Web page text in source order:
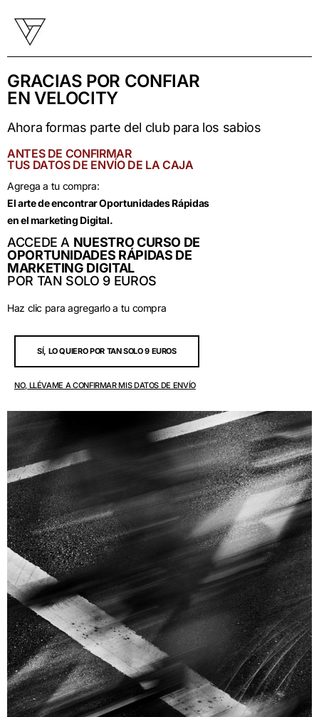
GRACIAS POR CONFIAR
EN VELOCITY
Ahora formas parte del club para los sabios
ANTES DE CONFIRMAR
TUS DATOS DE ENVÍO DE LA CAJA
Agrega a tu compra:
El arte de encontrar Oportunidades Rápidas
en el marketing Digital.
ACCEDE A NUESTRO CURSO DE
OPORTUNIDADES RÁPIDAS DE
MARKETING DIGITAL
POR TAN SOLO 9 EUROS
Haz clic para agregarlo a tu compra
SÍ, LO QUIERO POR TAN SOLO 9 EUROS
NO, LLÉVAME A CONFIRMAR MIS DATOS DE ENVÍO